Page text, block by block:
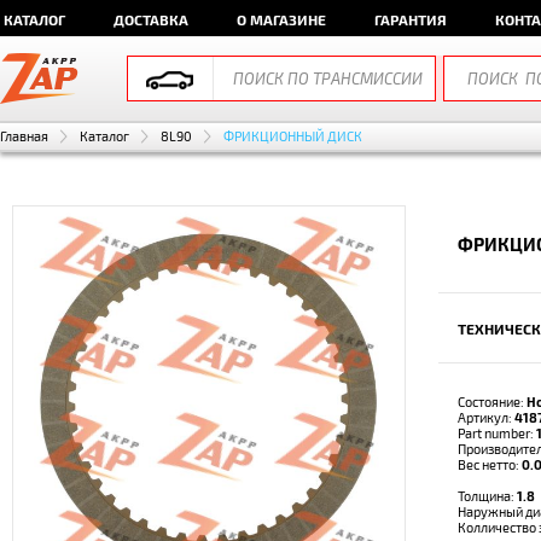
КАТАЛОГ ДОСТАВКА О МАГАЗИНЕ ГАРАНТИЯ
Главная Каталог 8L90 ФРИКЦИОННЫЙ ДИСК
Состояние:
Артикул:
Part number:
Вес нетто:
Толщина: 1.8
Наружный
Колличество